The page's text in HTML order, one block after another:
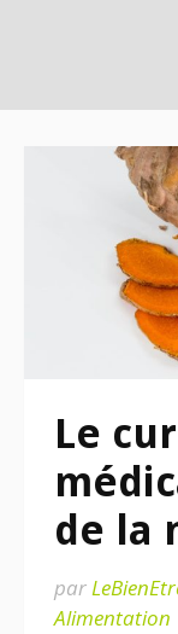
Le
de la
par
Alimentation